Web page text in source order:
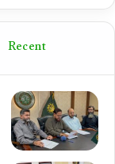
Recent